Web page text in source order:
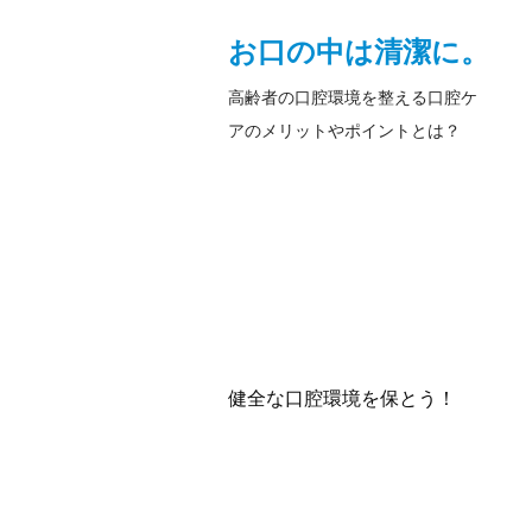
お口の中は清潔に。
高齢者の口腔環境を整える口腔ケ
アのメリットやポイントとは？
健全な口腔環境を保とう！